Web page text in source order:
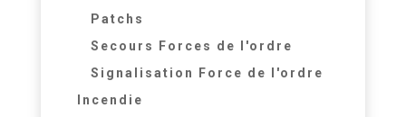
Patchs
Secours Forces de l'ordre
Signalisation Force de l'ordre
Incendie